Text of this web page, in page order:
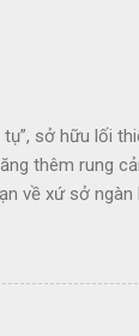
sở hữu lối
thêm rung
về xứ sở